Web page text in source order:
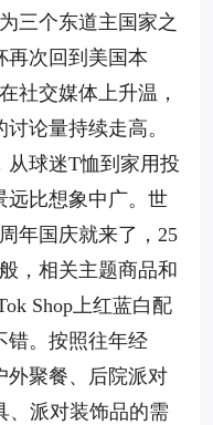
三个东道主国家之
再次回到美国本
社交媒体上升温，
论量持续走高。
从球迷T恤到家用投
远比想象中广。世
年国庆就来了，25
，相关主题商品和
Shop上红蓝白配
错。按照往年经
外聚餐、后院派对
、派对装饰品的需